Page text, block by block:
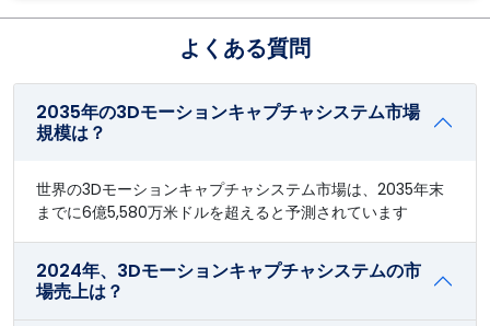
よくある質問
2035年の3Dモーションキャプチャシステム市場
規模は？
世界の3Dモーションキャプチャシステム市場は、2035年末
までに6億5,580万米ドルを超えると予測されています
2024年、3Dモーションキャプチャシステムの市
場売上は？